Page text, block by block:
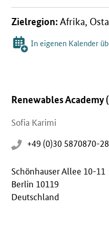
Zielregion:Afrika,
In eigenen Kalender
Renewables Academy
Sofia Karimi
+49 (0)30 5870870-28
Schönhauser Allee 10-11
Berlin 10119
Deutschland